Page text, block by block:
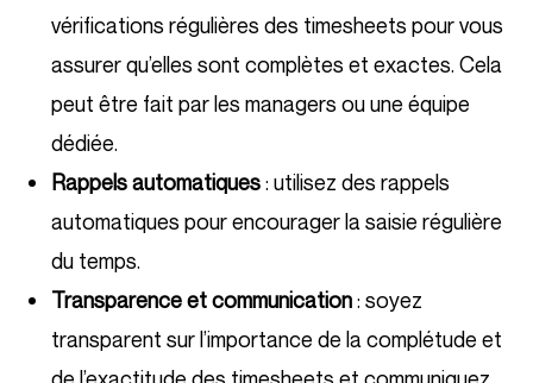
vérifications régulières des timesheets pour vous
assurer qu’elles sont complètes et exactes. Cela
peut être fait par les managers ou une équipe
dédiée.
Rappels automatiques: utilisez des rappels
automatiques pour encourager la saisie régulière
du temps.
Transparence et communication: soyez
transparent sur l’importance de la complétude et